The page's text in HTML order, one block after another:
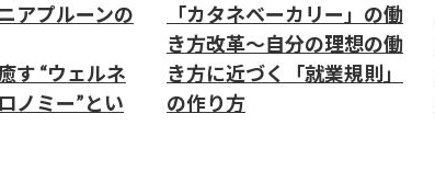
アプルーンの
す “ウェルネ
ノミー”とい
「カタネベーカリー」の働
き方改革～自分の理想の働
き方に近づく「就業規則」
の作り方